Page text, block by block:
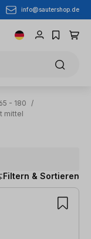
info@sautershop.de
- 180
/
mittel
Filtern & Sortieren